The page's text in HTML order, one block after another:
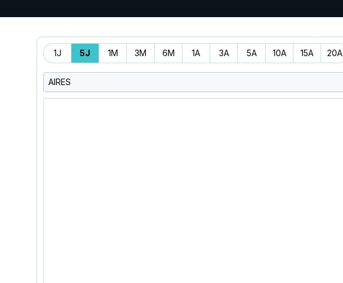
Période
1J 5J 1M 3M 6M 1A 3A 5A 10A 15A 20A
AIRES